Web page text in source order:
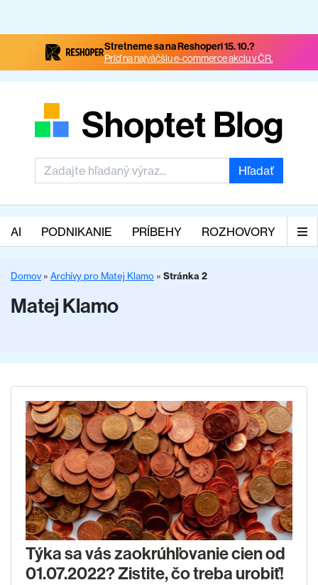
Stretneme sa na Reshoperi 15. 10.?
Príď na najväčšiu e-commerce akciu v ČR.
Hľadať
AI PODNIKANIE PRÍBEHY ROZHOVORY
Domov» Archívy pro Matej Klamo » Stránka 2
Matej Klamo
Týka sa vás zaokrúhľovanie cien od
01.07.2022? Zistite, čo treba urobiť!